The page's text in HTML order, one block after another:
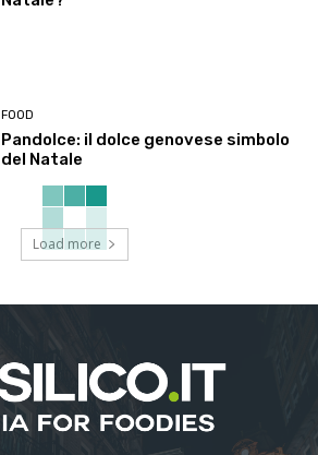
FOOD
Pandolce: il dolce genovese simbolo
del Natale
Load more